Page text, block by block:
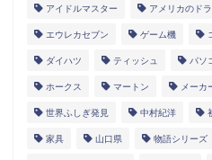
アイドルマスター アメリカのド
エウレカセブン ゲーム機
ダイハツ ティッシュ パソ
ホークス マートン メーカ
世界ふしぎ発見 中村紀洋
家具 山口県 物語シリーズ